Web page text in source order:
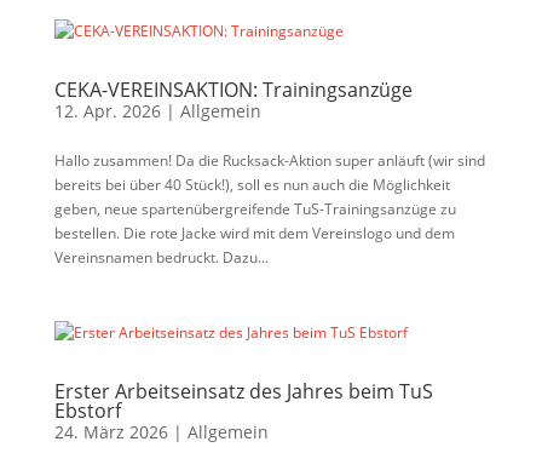
CEKA-VEREINSAKTION: Trainingsanzüge
12. Apr. 2026| Allgemein
Hallo zusammen! Da die Rucksack-Aktion super anläuft (wir sind
bereits bei über 40 Stück!), soll es nun auch die Möglichkeit
geben, neue spartenübergreifende TuS-Trainingsanzüge zu
bestellen. Die rote Jacke wird mit dem Vereinslogo und dem
Vereinsnamen bedruckt. Dazu...
Erster Arbeitseinsatz des Jahres beim TuS
Ebstorf
24. März 2026| Allgemein